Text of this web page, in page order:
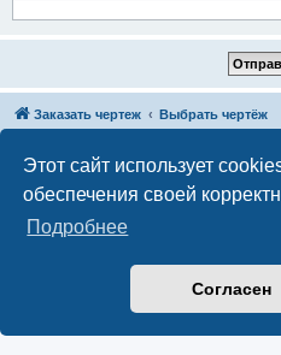
Этот сайт использует
обеспечения своей
Подробнее
Согласен
Заказать чертеж Выбрать чертёж
Создано на основе
®
Русская